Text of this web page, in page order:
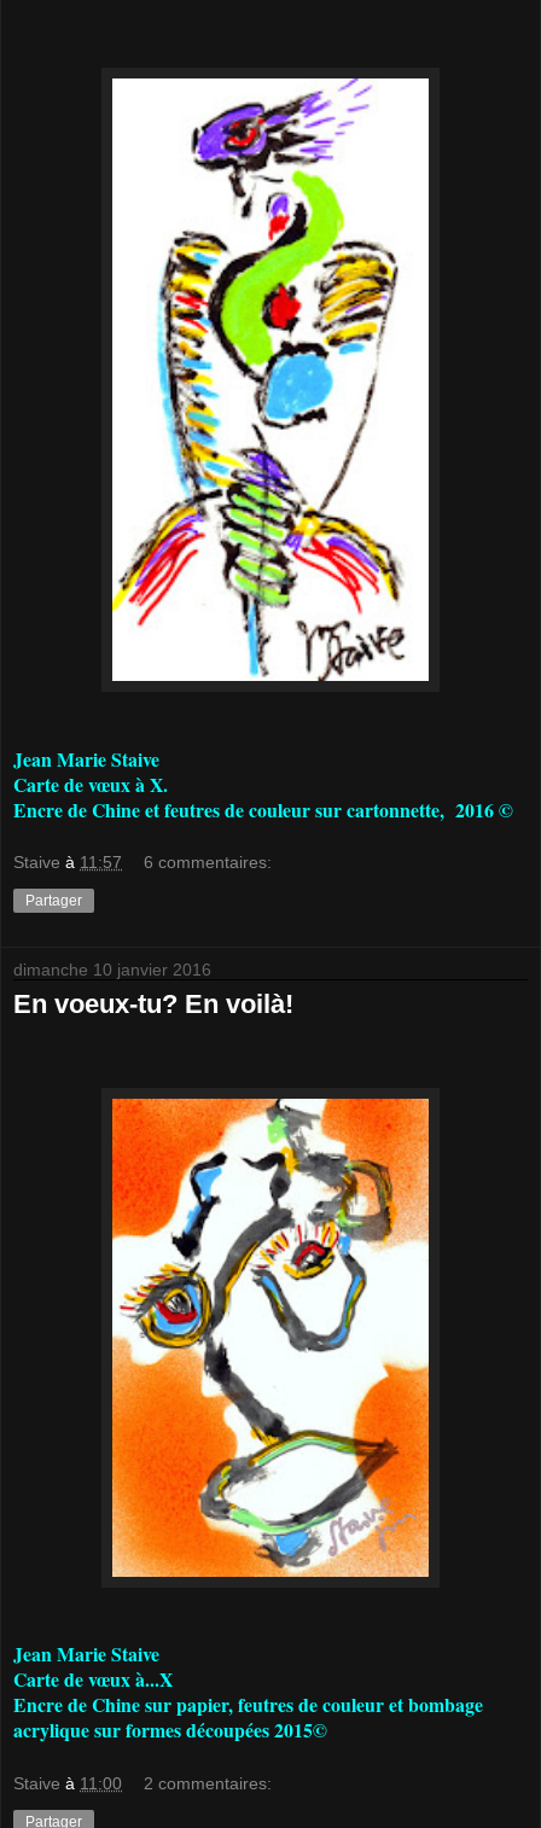
Jean Marie Staive
Carte de vœux à X.
Encre de Chine et feutres de couleur sur cartonnette, 2016 ©
Staive à 11:57 6 commentaires:
Partager
dimanche 10 janvier 2016
En voeux-tu? En voilà!
Jean Marie Staive
Carte de vœux à...X
Encre de Chine sur papier, feutres de couleur et bombage
acrylique sur formes découpées 2015©
Staive à 11:00 2 commentaires:
Partager